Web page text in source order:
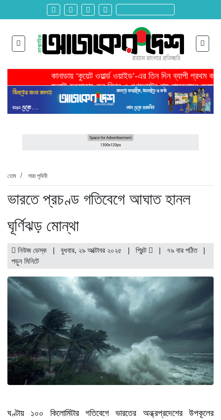
কানাডায় ‘কুয়েট ওয়ার্ল্ড ওয়াইড’-এর তিন দিন ব্যাপী প্রথম
জুলাই হত্যাকাণ্ডের বিচার ও গণভোটের রায় বাস্তবায়ন করতে
তরুণ উদ্ভাবক ও প্রযুক্তি উদ্যোক্তাদের পাশে থাকবে সরকার -
মাদরাসাকে অবহেলা করা শুরু মুজিব সরকারের আমল থেকে-
বাংলাদেশে এসে মার্কিন দূতের ভারতের হাইকমিশনারের সঙ্গে
হবিগঞ্জ ছাত্রদল সভাপতিসহ ১১ জনের বিরুদ্ধে এনসিপির
রাজনৈতিক লড়াইয়ে জিততে হলে সাংস্কৃতিক লড়াইয়ে জিততে
হোম সারা পৃথিবী
ভারতে প্রচণ্ড গতিবেগে আঘাত হানল
ঘূর্ণিঝড় মোন্থা
নিউজ ডেস্ক | বুধবার, ২৯ অক্টোবর ২০২৫ | প্রিন্ট | ৭৯ বার পঠিত
|
পড়ুন মিনিটে
ঘণ্টায় ১০০ কিলোমিটার গতিবেগে ভারতের অন্ধ্রপ্রদেশের উপকূলের